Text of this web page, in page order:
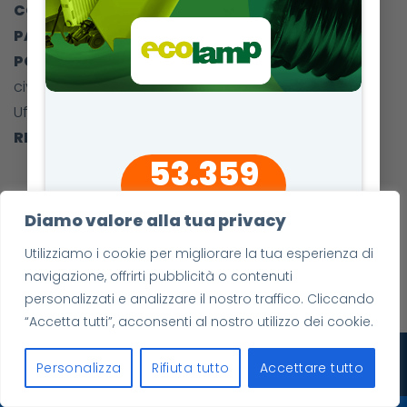
53.359
Diamo valore alla tua privacy
Utilizziamo i cookie per migliorare la tua esperienza di
navigazione, offrirti pubblicità o contenuti
personalizzati e analizzare il nostro traffico. Cliccando
“Accetta tutti”, acconsenti al nostro utilizzo dei cookie.
Personalizza Rifiuta tutto Accettare tutto
CODICE FISCALE
: 02096560202
PARTITA IVA : 02096560202
POSTA ELETTRONICA CERTIFICATA:
civicamente@pec.civicamente.it
Ufficio del registro di Mantova
REA
©
Cookie policy